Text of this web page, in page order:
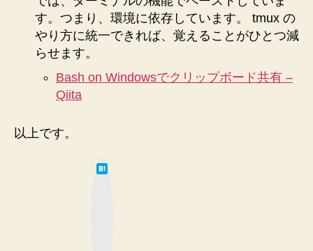
す。つまり、環境に依存しています。 tmux の
やり方に統一できれば、覚えることがひとつ減
らせます。
Bash on Windowsでクリップボード共有 –
Qiita
以上です。